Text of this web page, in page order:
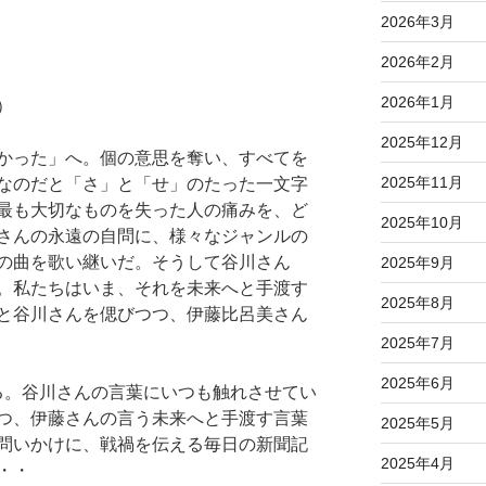
った」へ。個の意思を奪い、すべてを
のだと「さ」と「せ」のたった一文字
も大切なものを失った人の痛みを、ど
んの永遠の自問に、様々なジャンルの
曲を歌い継いだ。そうして谷川さん
私たちはいま、それを未来へと手渡す
谷川さんを偲びつつ、伊藤比呂美さん
谷川さんの言葉にいつも触れさせてい
、伊藤さんの言う未来へと手渡す言葉
いかけに、戦禍を伝える毎日の新聞記
・
2026年3月
2026年2月
2026年1月
2025年12月
2025年11月
2025年10月
2025年9月
2025年8月
2025年7月
2025年6月
2025年5月
2025年4月